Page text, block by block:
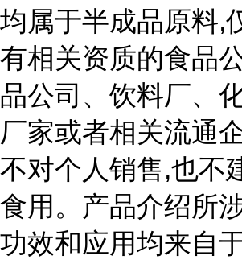
均属于半成品原料,
有相关资质的食品
品公司、饮料厂、
厂家或者相关流通
不对个人销售,也不
食用。产品介绍所
功效和应用均来自